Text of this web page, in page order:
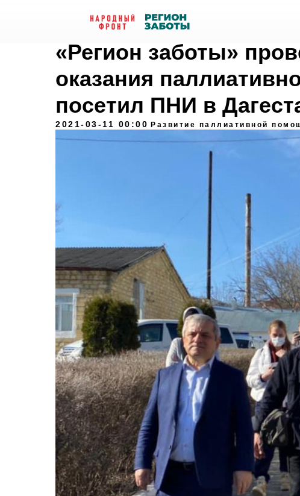
«Регион заботы»
оказания
посетил ПНИ в
2021-03-11 00:00 Развитие паллиативной